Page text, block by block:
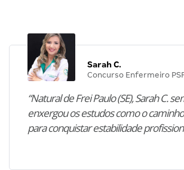
Sarah C.
Concurso Enfermeiro
“Natural de Frei Paulo (SE), Sarah C.
enxergou os estudos como o
para conquistar estabilidade